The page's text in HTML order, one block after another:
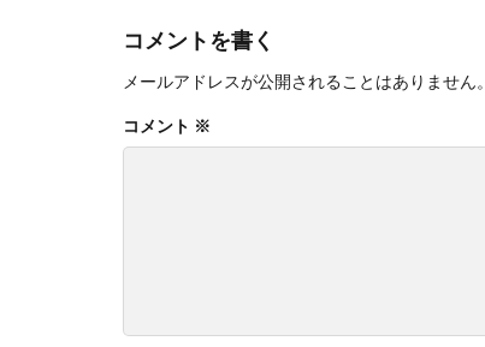
コメントを書く
メールアドレスが公開されることはありません。
コメント ※